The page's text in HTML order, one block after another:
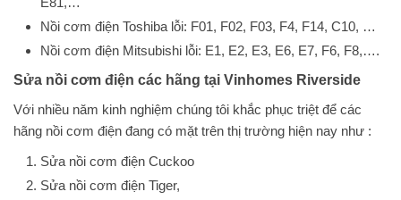
Nồi cơm điện Toshiba lỗi: F01, F02, F03, F4, F14, C10, …
Nồi cơm điện Mitsubishi lỗi: E1, E2, E3, E6, E7, F6, F8,….
Sửa nồi cơm điện các hãng tại Vinhomes Riverside
Với nhiều năm kinh nghiệm chúng tôi khắc phục triệt để các
hãng nồi cơm điện đang có mặt trên thị trường hiện nay như :
Sửa nồi cơm điện Cuckoo
Sửa nồi cơm điện Tiger,